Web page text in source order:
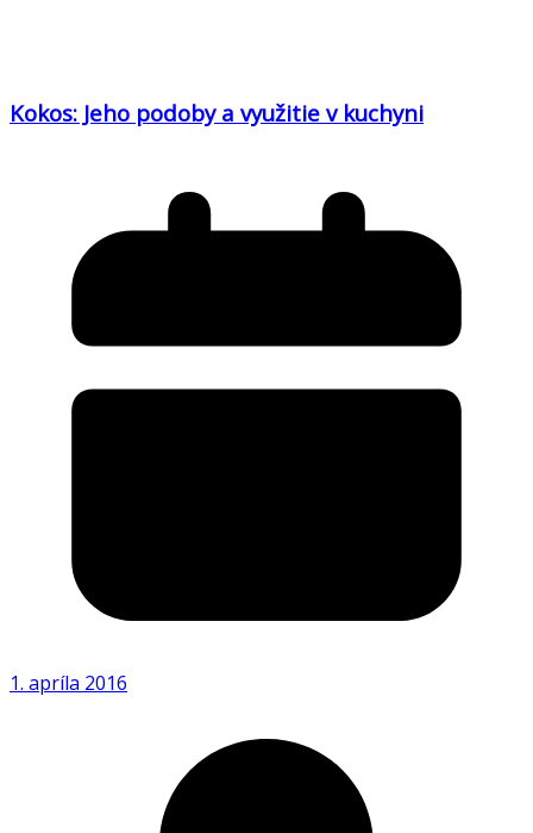
Kokos: Jeho podoby a využitie v kuchyni
1. apríla 2016